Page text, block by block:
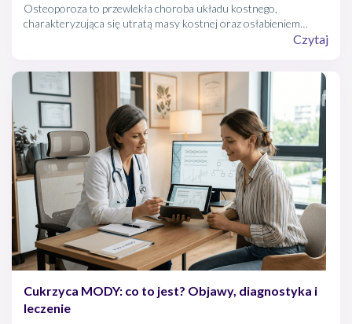
Osteoporoza to przewlekła choroba układu kostnego,
charakteryzująca się utratą masy kostnej oraz osłabieniem
struktury kości, co prowadzi do ich zwiększonej podatności na
Czytaj
Cukrzyca MODY: co to jest? Objawy, diagnostyka i
leczenie